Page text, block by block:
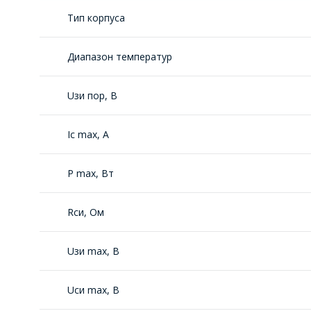
Тип корпуса
Диапазон температур
Uзи пор, В
Ic max, A
P max, Вт
Rси, Oм
Uзи max, В
Uси max, В